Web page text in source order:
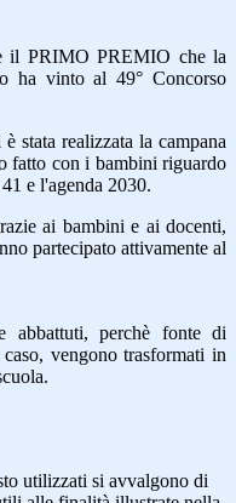
il PRIMO PREMIO che la
ha vinto al 49° Concorso
stata realizzata la campana
fatto con i bambini riguardo
e l'agenda 2030.
ai bambini e ai docenti,
partecipato attivamente al
abbattuti, perchè fonte di
vengono trasformati in
utilizzati si avvalgono di